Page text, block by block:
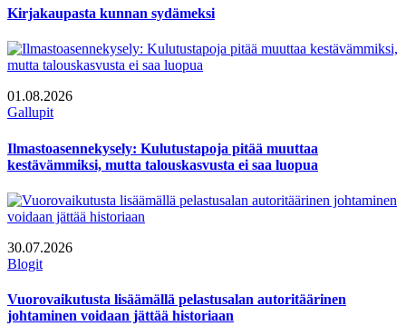
Kirjakaupasta kunnan sydämeksi
01.08.2026
Gallupit
Ilmastoasennekysely: Kulutustapoja pitää muuttaa
kestävämmiksi, mutta talouskasvusta ei saa luopua
30.07.2026
Blogit
Vuorovaikutusta lisäämällä pelastusalan autoritäärinen
johtaminen voidaan jättää historiaan